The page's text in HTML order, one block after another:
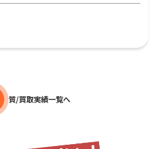
質/買取実績一覧へ